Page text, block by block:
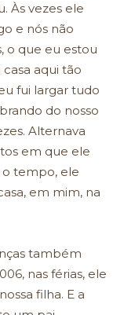
Às vezes ele
e nós não
o que eu estou
aqui tão
fui largar tudo
do nosso
Alternava
em que ele
o tempo, ele
em mim, na
também
nas férias, ele
filha. E a